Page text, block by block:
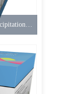
Co-IP试剂盒（Magnetic Co-Immunoprecipitation (Co-IP)Kit，12T）